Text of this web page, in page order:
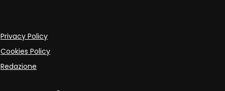
Privacy Policy
Cookies Policy
Redazione